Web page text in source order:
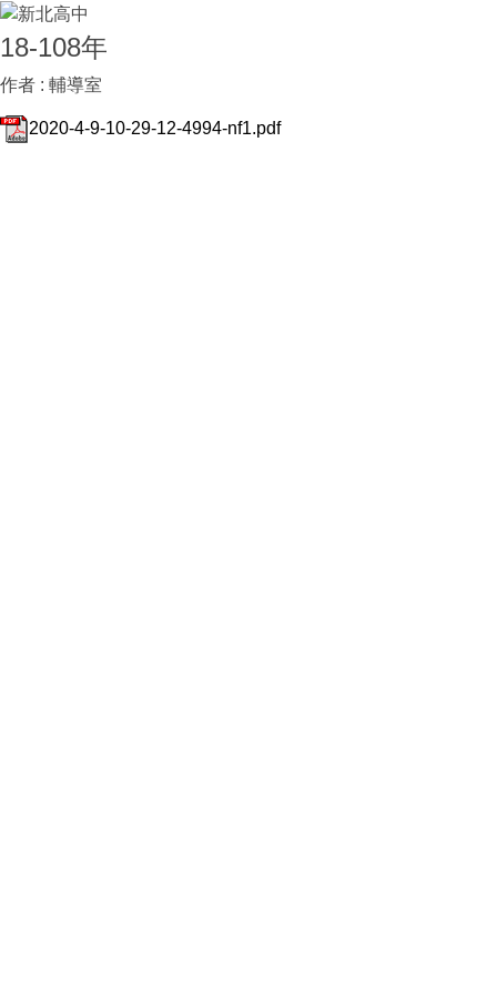
18-108年
作者 : 輔導室
2020-4-9-10-29-12-4994-nf1.pdf